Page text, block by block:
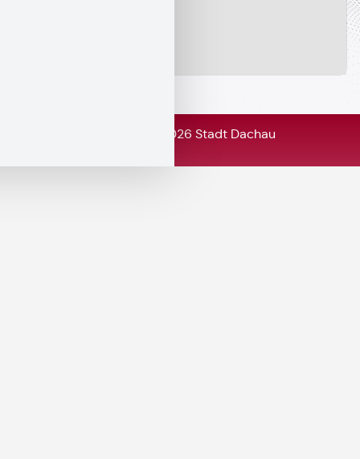
© Copyright 2026 Stadt Dachau